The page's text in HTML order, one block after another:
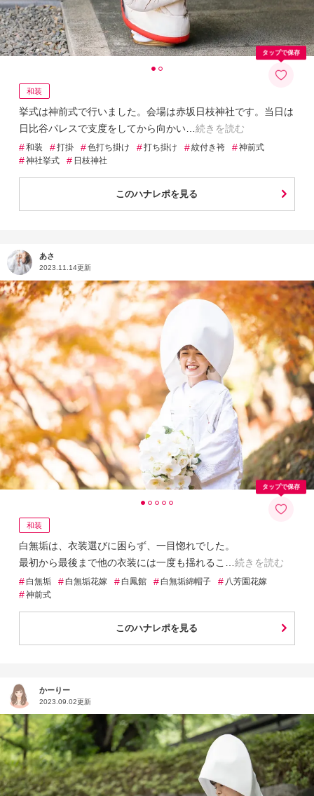
和装
タップで保存
挙式は神前式で行いました。会場は赤坂日枝神社です。当日は
日比谷パレスで支度をしてから向かい
続きを読む
#和装 #打掛 #色打ち掛け #打ち掛け #紋付き袴 #神前式
#神社挙式 # 日枝神社
このハナレポを見る
あさ
2023.11.14更新
和装
タップで保存
白無垢は、衣装選びに困らず、一目惚れでした。
最初から最後まで他の衣装には一度も揺れるこ
続きを読む
# 白無垢 # 白無垢花嫁 # 白鳳館 # 白無垢綿帽子 # 八芳園花嫁
#神前式
このハナレポを見る
かーりー
2023.09.02更新